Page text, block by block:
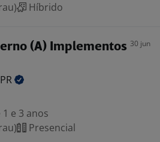
Híbrido
(A) Implementos 30 jun
PR
e 3 anos
Presencial